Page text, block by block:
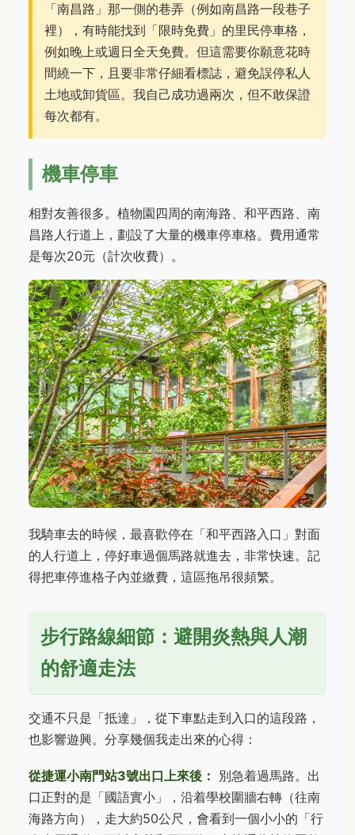
「南昌路」那一側的巷弄（例如南昌路一段巷子
裡），有時能找到「限時免費」的里民停車格，
例如晚上或週日全天免費。但這需要你願意花時
間繞一下，且要非常仔細看標誌，避免誤停私人
土地或卸貨區。我自己成功過兩次，但不敢保證
每次都有。
機車停車
相對友善很多。植物園四周的南海路、和平西路、南
昌路人行道上，劃設了大量的機車停車格。費用通常
是每次20元（計次收費）。
我騎車去的時候，最喜歡停在「和平西路入口」對面
的人行道上，停好車過個馬路就進去，非常快速。記
得把車停進格子內並繳費，這區拖吊很頻繁。
步行路線細節：避開炎熱與人潮
的舒適走法
交通不只是「抵達」，從下車點走到入口的這段路，
也影響遊興。分享幾個我走出來的心得：
從捷運小南門站3號出口上來後：
別急着過馬路。出
口正對的是「國語實小」，沿着學校圍牆右轉（往南
海路方向），走大約50公尺，會看到一個小小的「行